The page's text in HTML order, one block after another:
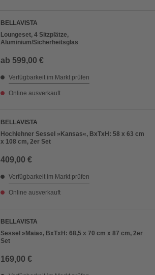
BELLAVISTA
Loungeset, 4 Sitzplätze,
Aluminium/Sicherheitsglas
ab 599,00 €
Verfügbarkeit im Markt prüfen
Online ausverkauft
BELLAVISTA
Hochlehner Sessel »Kansas«, BxTxH: 58 x 63 cm
x 108 cm, 2er Set
409,00 €
Verfügbarkeit im Markt prüfen
Online ausverkauft
BELLAVISTA
Sessel »Maia«, BxTxH: 68,5 x 70 cm x 87 cm, 2er
Set
169,00 €